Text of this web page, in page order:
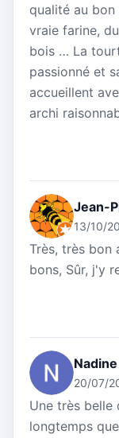
qualité au bon
vraie farine,
bois … La
passionné et
accueillent
archi
Jean-
13/10/
Très, très bon
bons, Sûr, j'y
20/07/
Une très
longtemps